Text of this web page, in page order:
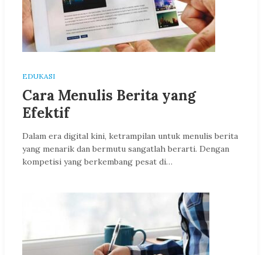
EDUKASI
Cara Menulis Berita yang
Efektif
Dalam era digital kini, ketrampilan untuk menulis berita
yang menarik dan bermutu sangatlah berarti. Dengan
kompetisi yang berkembang pesat di…